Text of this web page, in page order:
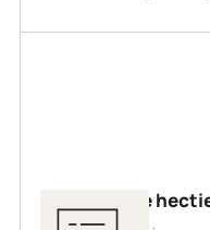
Last-minute